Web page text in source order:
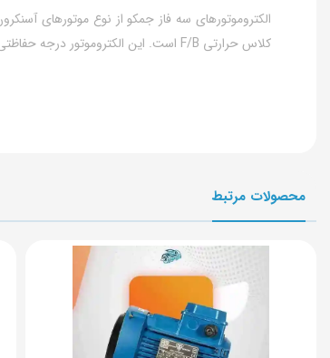
کلاس حرارتی F/B است. این الکتروموتور درجه حفاظتی IP55 داشته و در برابر گرد و غبار و پاشش آب مقاومت بالایی دارد. انواع الکتروموتور جمکو را می توان به صورت پایه دار یا فلنج دار سفارش داد؛
محصولات مرتبط